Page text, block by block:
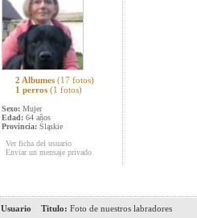
2 Albumes (17 fotos)
1 perros (1 fotos)
Sexo: Mujer
Edad: 64 años
Provincia: Śląskie
Ver ficha del usuario
Enviar un mensaje privado
Usuario Titulo: Foto de nuestros labradores